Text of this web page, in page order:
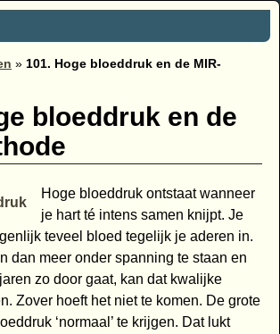
» 101. Hoge bloeddruk en de MIR-
bloeddruk en de
Hoge bloeddruk ontstaat wanneer
je hart té intens samen knijpt. Je
teveel bloed tegelijk je aderen in.
dan meer onder spanning te staan en
zo door gaat, kan dat kwalijke
Zover hoeft het niet te komen. De grote
‘normaal’ te krijgen. Dat lukt